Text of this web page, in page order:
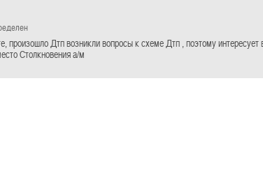
произошло Дтп возникли вопросы к схеме Дтп , поэтому
Столкновения а/м